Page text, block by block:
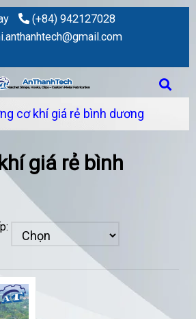
(+84) 942127028
cơ khí giá rẻ bình dương
giá rẻ bình